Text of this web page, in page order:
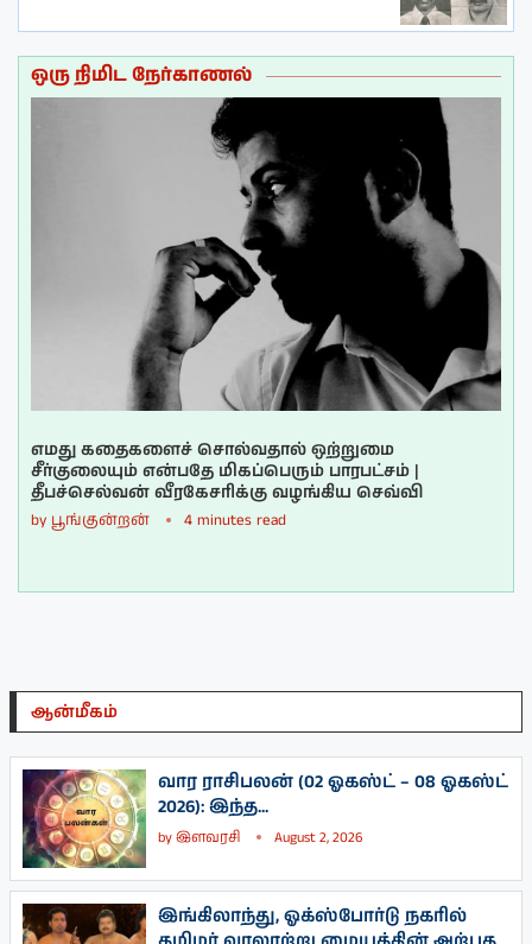
ஒரு நிமிட நேர்காணல்
எமது கதைகளைச் சொல்வதால் ஒற்றுமை
சீர்குலையும் என்பதே மிகப்பெரும் பாரபட்சம் |
தீபச்செல்வன் வீரகேசரிக்கு வழங்கிய செவ்வி
by பூங்குன்றன் 4 minutes read
ஆன்மீகம்
வார ராசிபலன் (02 ஓகஸ்ட் – 08 ஓகஸ்ட்
2026): இந்த...
byஇளவரசி August 2, 2026
இங்கிலாந்து, ஓக்ஸ்போர்டு நகரில்